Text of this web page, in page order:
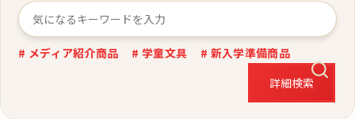
詳細検索
# メディア紹介商品 # 学童文具 # 新入学準備商品